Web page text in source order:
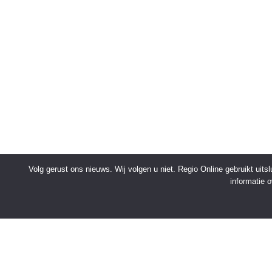
Volg gerust ons nieuws. Wij volgen u niet. Regio Online gebruikt
informatie